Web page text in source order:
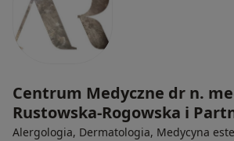
Centrum Medyczne dr n.
Rustowska-Rogowska i
Alergologia, Dermatologia, Medycyna